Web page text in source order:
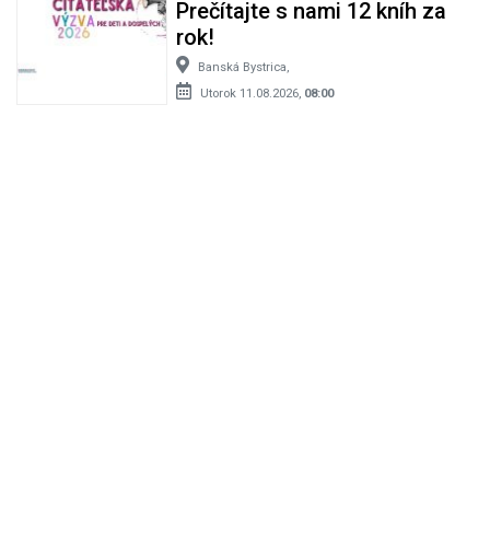
Prečítajte s nami 12 kníh za
rok!
Banská Bystrica,
Utorok 11.08.2026, 08:00